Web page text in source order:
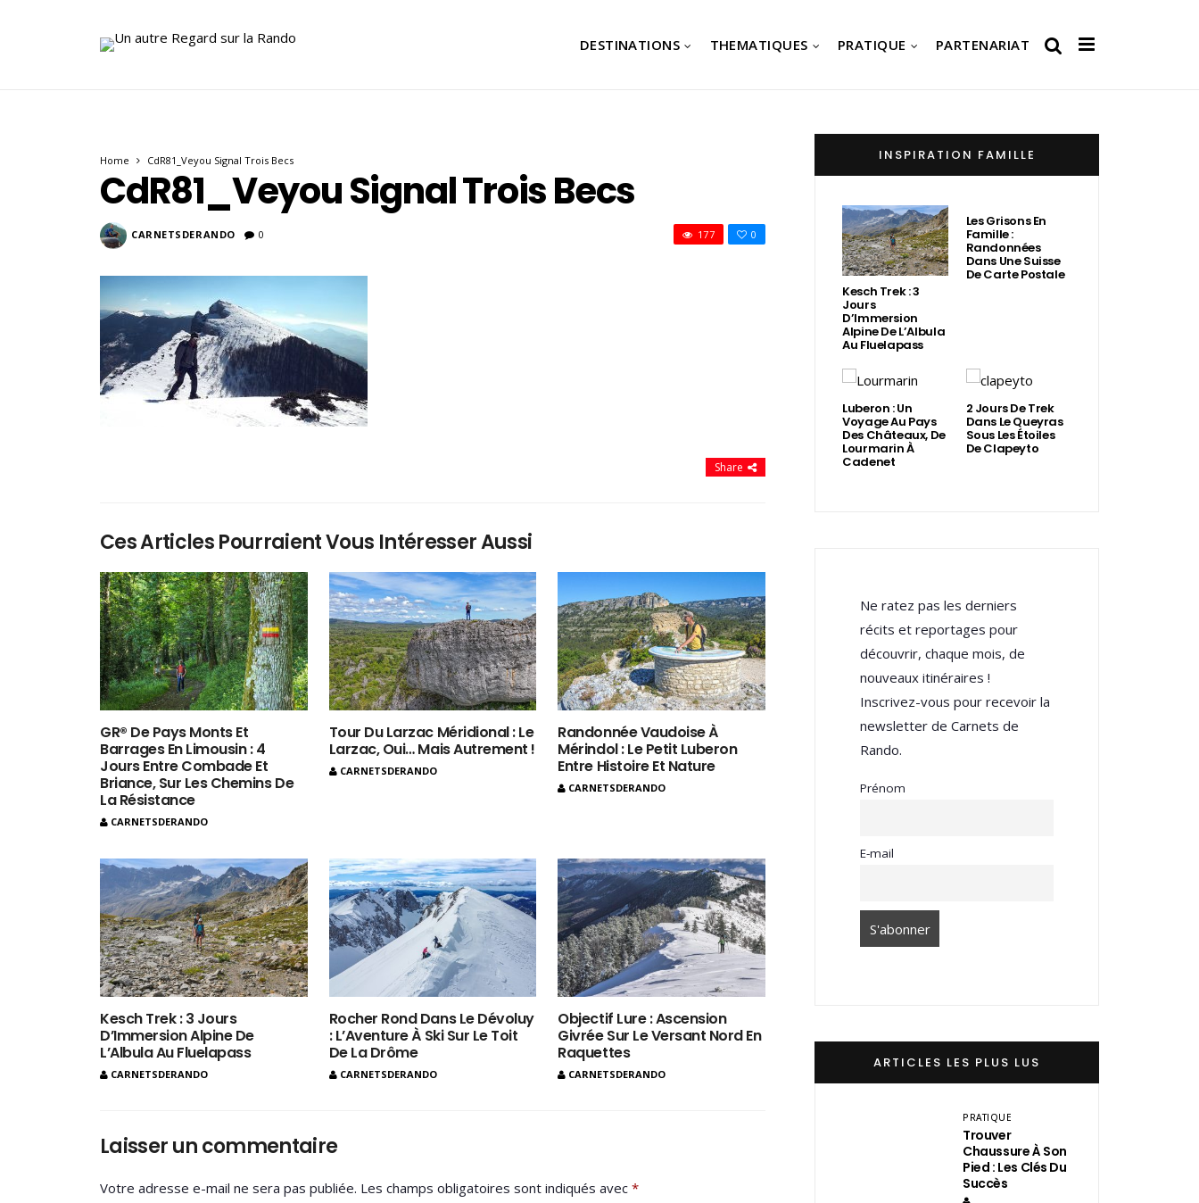
DESTINATIONS THEMATIQUES PRATIQUE PARTENARIAT
Home CdR81_Veyou Signal Trois Becs
CdR81_Veyou Signal Trois Becs
CARNETSDERANDO 0 0
177
Share
Ces Articles Pourraient Vous Intéresser Aussi
GR® De Pays Monts Et
Barrages En Limousin : 4
Jours Entre Combade Et
Briance, Sur Les Chemins De
La Résistance
CARNETSDERANDO
Tour Du Larzac Méridional : Le
Larzac, Oui… Mais Autrement !
CARNETSDERANDO
Randonnée Vaudoise À
Mérindol : Le Petit Luberon
Entre Histoire Et Nature
CARNETSDERANDO
Kesch Trek : 3 Jours
D’Immersion Alpine De
L’Albula Au Fluelapass
CARNETSDERANDO
Rocher Rond Dans Le Dévoluy
: L’Aventure À Ski Sur Le Toit
De La Drôme
CARNETSDERANDO
Objectif Lure : Ascension
Givrée Sur Le Versant Nord En
Raquettes
CARNETSDERANDO
Laisser un commentaire
Votre adresse e-mail ne sera pas publiée. Les champs obligatoires sont indiqués avec *
INSPIRATION FAMILLE
Kesch Trek : 3
Jours
D’Immersion
Alpine De L’Albula
Au Fluelapass
Les Grisons En
Famille :
Randonnées
Dans Une Suisse
De Carte Postale
Luberon : Un
Voyage Au Pays
Des Châteaux, De
Lourmarin À
Cadenet
2 Jours De Trek
Dans Le Queyras
Sous Les Étoiles
De Clapeyto
Ne ratez pas les derniers
récits et reportages pour
découvrir, chaque mois, de
nouveaux itinéraires !
Inscrivez-vous pour recevoir la
newsletter de Carnets de
Rando.
Prénom
E-mail
ARTICLES LES PLUS LUS
PRATIQUE
Trouver
Chaussure À Son
Pied : Les Clés Du
Succès